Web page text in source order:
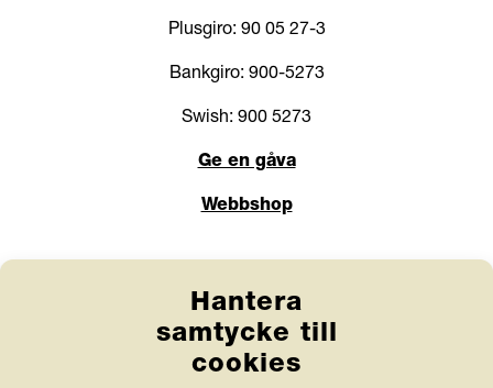
Hantera
samtycke till
cookies
Plusgiro: 90 05 27-3
Bankgiro: 900-5273
Swish: 900 5273
Ge en gåva
Webbshop
Anlita Friends
Jobba hos oss